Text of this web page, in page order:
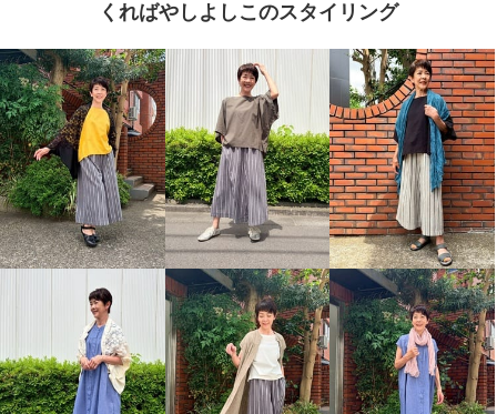
くればやしよしこのスタイリング